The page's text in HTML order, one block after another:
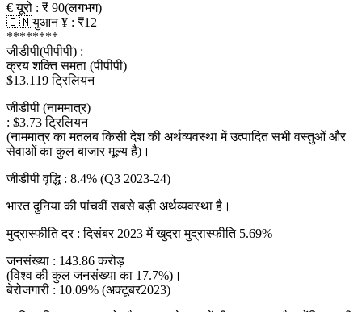
€ यूरो : ₹ 90(लगभग)
🇨🇳युआन ¥ : ₹12
********
जीडीपी(पीपीपी) :
क्रय शक्ति समता (पीपीपी)
$13.119 ट्रिलियन
जीडीपी (नाममात्र)
: $3.73 ट्रिलियन
(नाममात्र का मतलब किसी देश की अर्थव्यवस्था में उत्पादित सभी वस्तुओं और
सेवाओं का कुल बाजार मूल्य है)।
जीडीपी वृद्धि : 8.4% (Q3 2023-24)
भारत दुनिया की पांचवीं सबसे बड़ी अर्थव्यवस्था है।
मुद्रास्फीति दर : दिसंबर 2023 में खुदरा मुद्रास्फीति 5.69%
जनसंख्या : 143.86 करोड़
(विश्व की कुल जनसंख्या का 17.7%)।
बेरोजगारी : 10.09% (अक्टूबर2023)